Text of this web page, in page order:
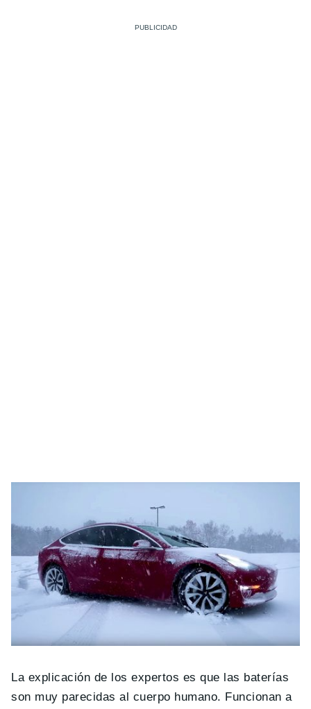
La explicación de los expertos es que las baterías
son muy parecidas al cuerpo humano. Funcionan a